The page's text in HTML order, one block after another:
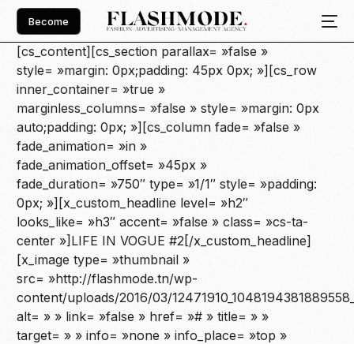
Become
[cs_content][cs_section parallax= »false »
style= »margin: 0px;padding: 45px 0px; »][cs_row
inner_container= »true »
marginless_columns= »false » style= »margin: 0px
auto;padding: 0px; »][cs_column fade= »false »
fade_animation= »in »
fade_animation_offset= »45px »
fade_duration= »750″ type= »1/1″ style= »padding:
0px; »][x_custom_headline level= »h2″
looks_like= »h3″ accent= »false » class= »cs-ta-
center »]LIFE IN VOGUE #2[/x_custom_headline]
[x_image type= »thumbnail »
src= »http://flashmode.tn/wp-
content/uploads/2016/03/
alt= » » link= »false » href= »# » title= » »
target= » » info= »none » info_place= »top »